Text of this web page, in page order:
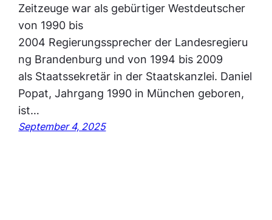
Zeitzeuge war als gebürtiger Westdeutscher
von 1990 bis
2004 Regierungssprecher der Landesregieru
ng Brandenburg und von 1994 bis 2009
als Staatssekretär in der Staatskanzlei. Daniel
Popat, Jahrgang 1990 in München geboren,
ist…
September 4, 2025